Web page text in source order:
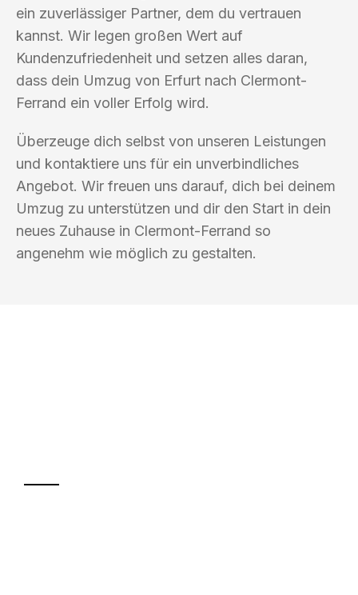
ein zuverlässiger Partner, dem du vertrauen
kannst. Wir legen großen Wert auf
Kundenzufriedenheit und setzen alles daran,
dass dein Umzug von Erfurt nach Clermont-
Ferrand ein voller Erfolg wird.
Überzeuge dich selbst von unseren Leistungen
und kontaktiere uns für ein unverbindliches
Angebot. Wir freuen uns darauf, dich bei deinem
Umzug zu unterstützen und dir den Start in dein
neues Zuhause in Clermont-Ferrand so
angenehm wie möglich zu gestalten.